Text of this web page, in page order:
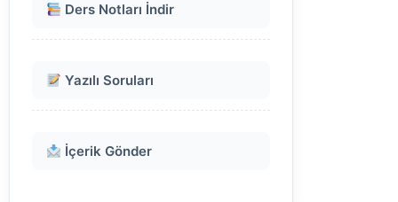
Ders Notları İndir
Yazılı Soruları
İçerik Gönder